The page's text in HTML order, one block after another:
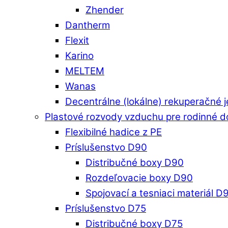
Zhender
Dantherm
Flexit
Karino
MELTEM
Wanas
Decentrálne (lokálne) rekuperačné
Plastové rozvody vzduchu pre rodinné
Flexibilné hadice z PE
Príslušenstvo D90
Distribučné boxy D90
Rozdeľovacie boxy D90
Spojovací a tesniaci materiál
Príslušenstvo D75
Distribučné boxy D75